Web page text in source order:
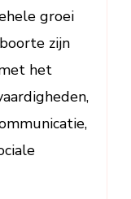
groei
zijn
het